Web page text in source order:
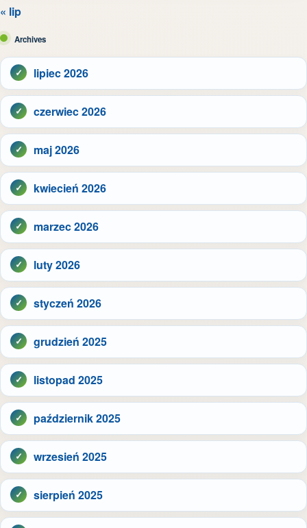
« lip
Archives
lipiec 2026
czerwiec 2026
maj 2026
kwiecień 2026
marzec 2026
luty 2026
styczeń 2026
grudzień 2025
listopad 2025
październik 2025
wrzesień 2025
sierpień 2025